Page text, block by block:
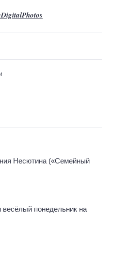
Несютина («Семейный
весёлый понедельник на